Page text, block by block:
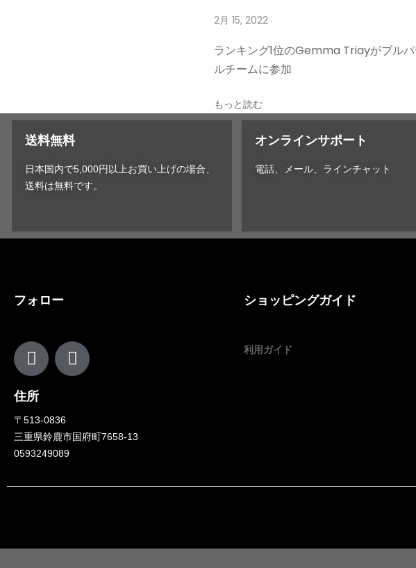
ロ
ル
(
A
C
O
ル
2月 15, 2022
ランキング1位のGemma Triayがブル
ルチームに参加
もっと読む
送料無料
日本国内で5,000円以上お買い上げの場合、
送料は無料です。
オンラインサポート
電話、メール、ラインチャット
フォロー
住所
〒513-0836
三重県鈴鹿市国府町7658-13
0593249089
ショッピングガイド
利用ガイド